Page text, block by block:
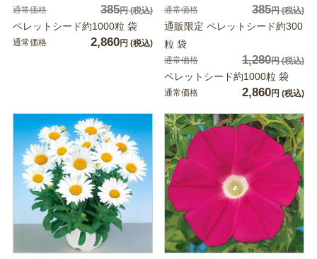
通常価格 385円(税込)
ペレットシード約1000粒 袋
通常価格 2,860円 (税込)
通常価格 385円(税込)
通販限定 ペレットシード約300
粒 袋
通常価格 1,280円(税込)
ペレットシード約1000粒 袋
通常価格 2,860円 (税込)